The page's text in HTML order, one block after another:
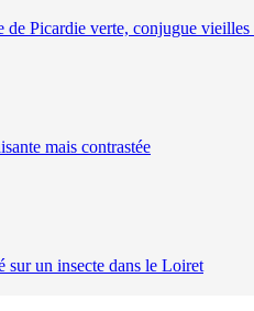
de Picardie verte, conjugue vieilles
mais contrastée
sur un insecte dans le Loiret